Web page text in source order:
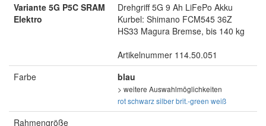
Variante 5G P5C SRAM
Elektro
Drehgriff 5G 9 Ah LiFePo Akku
Kurbel: Shimano FCM545 36Z
HS33 Magura Bremse, bis 140 kg
Artikelnummer 114.50.051
Farbe
blau
> weitere Auswahlmöglichkeiten
rotschwarzsilberbrit.-green weiß
Rahmengröße